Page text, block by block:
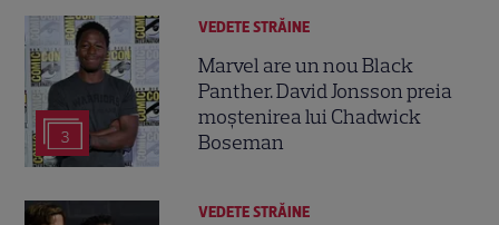
3
VEDETE STRĂINE
Marvel are un nou Black
Panther. David Jonsson preia
moștenirea lui Chadwick
Boseman
VEDETE STRĂINE